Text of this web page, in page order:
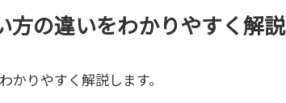
方の違いをわかりやすく解説
かりやすく解説します。